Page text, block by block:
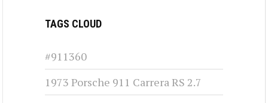
TAGS CLOUD
#911360
1973 Porsche 911 Carrera RS 2.7